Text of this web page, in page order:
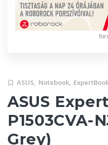
ASUS, Notebook,
ASUS
P1503CVA-
Grey)